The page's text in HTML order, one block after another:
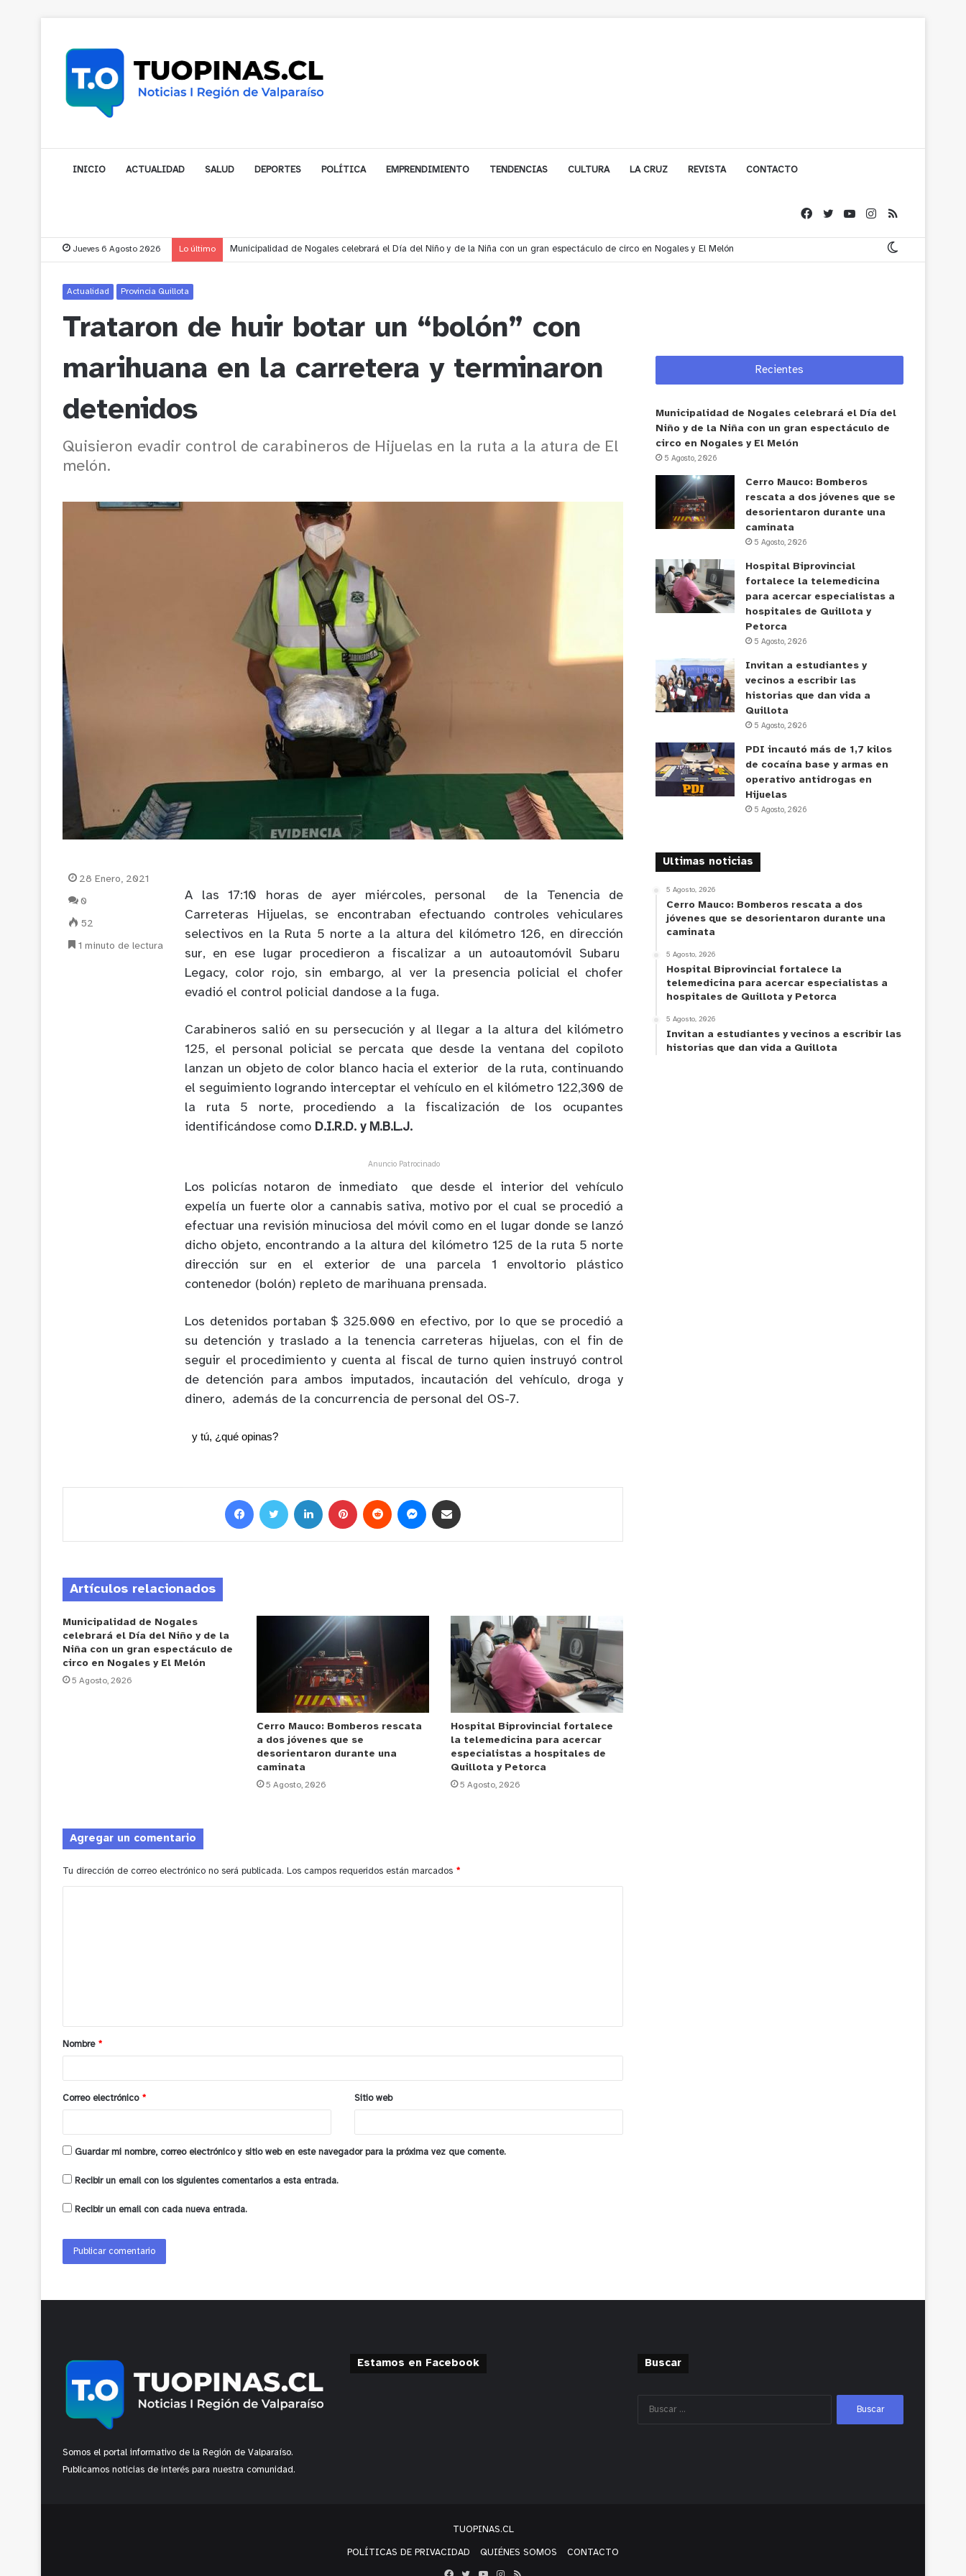
INICIO ACTUALIDAD SALUD DEPORTES POLÍTICA EMPRENDIMIENTO TENDENCIAS CULTURA LA CRUZ REVISTA CONTACTO
Jueves 6 Agosto 2026 Lo último Municipalidad de Nogales celebrará el Día del Niño y de la Niña con un gran espectáculo de circo en Nogales y El Melón
Actualidad Provincia Quillota
Trataron de huir botar un “bolón” con
marihuana en la carretera y terminaron
detenidos
Quisieron evadir control de carabineros de Hijuelas en la ruta a la atura de El
melón.
A las 17:10 horas de ayer miércoles, personal de la Tenencia de
Carreteras Hijuelas, se encontraban efectuando controles vehiculares
selectivos en la Ruta 5 norte a la altura del kilómetro 126, en dirección
sur, en ese lugar procedieron a fiscalizar a un autoautomóvil Subaru
Legacy, color rojo, sin embargo, al ver la presencia policial el chofer
evadió el control policial dandose a la fuga.
Carabineros salió en su persecución y al llegar a la altura del kilómetro
125, el personal policial se percata que desde la ventana del copiloto
lanzan un objeto de color blanco hacia el exterior de la ruta, continuando
el seguimiento logrando interceptar el vehículo en el kilómetro 122,300 de
la ruta 5 norte, procediendo a la fiscalización de los ocupantes
identificándose como D.I.R.D. y M.B.L.J.
Anuncio Patrocinado
Los policías notaron de inmediato que desde el interior del vehículo
expelía un fuerte olor a cannabis sativa, motivo por el cual se procedió a
efectuar una revisión minuciosa del móvil como en el lugar donde se lanzó
dicho objeto, encontrando a la altura del kilómetro 125 de la ruta 5 norte
dirección sur en el exterior de una parcela 1 envoltorio plástico
contenedor (bolón) repleto de marihuana prensada.
Los detenidos portaban $ 325.000 en efectivo, por lo que se procedió a
su detención y traslado a la tenencia carreteras hijuelas, con el fin de
seguir el procedimiento y cuenta al fiscal de turno quien instruyó control
de detención para ambos imputados, incautación del vehículo, droga y
dinero, además de la concurrencia de personal del OS-7.
y tú, ¿qué opinas?
28 Enero, 2021
0
52
1 minuto de lectura
Artículos relacionados
Municipalidad de Nogales
celebrará el Día del Niño y de la
Niña con un gran espectáculo de
circo en Nogales y El Melón
5 Agosto, 2026
Cerro Mauco: Bomberos rescata
a dos jóvenes que se
desorientaron durante una
caminata
5 Agosto, 2026
Hospital Biprovincial fortalece
la telemedicina para acercar
especialistas a hospitales de
Quillota y Petorca
5 Agosto, 2026
Agregar un comentario
Tu dirección de correo electrónico no será publicada. Los campos requeridos están marcados *
a
r
*
Nombre *
Correo electrónico * Sitio web
Guardar mi nombre, correo electrónico y sitio web en este navegador para la próxima vez que comente.
Recibir un email con los siguientes comentarios a esta entrada.
Recibir un email con cada nueva entrada.
Recientes
Municipalidad de Nogales celebrará el Día del
Niño y de la Niña con un gran espectáculo de
circo en Nogales y El Melón
5 Agosto, 2026
Cerro Mauco: Bomberos
rescata a dos jóvenes que se
desorientaron durante una
caminata
5 Agosto, 2026
Hospital Biprovincial
fortalece la telemedicina
para acercar especialistas a
hospitales de Quillota y
Petorca
5 Agosto, 2026
Invitan a estudiantes y
vecinos a escribir las
historias que dan vida a
Quillota
5 Agosto, 2026
PDI incautó más de 1,7 kilos
de cocaína base y armas en
operativo antidrogas en
Hijuelas
5 Agosto, 2026
Ultimas noticias
5 Agosto, 2026
Cerro Mauco: Bomberos rescata a dos
jóvenes que se desorientaron durante una
caminata
5 Agosto, 2026
Hospital Biprovincial fortalece la
telemedicina para acercar especialistas a
hospitales de Quillota y Petorca
5 Agosto, 2026
Invitan a estudiantes y vecinos a escribir las
historias que dan vida a Quillota
Somos el portal informativo de la Región de Valparaíso.
Publicamos noticias de interés para nuestra comunidad.
Estamos en Facebook Buscar
TUOPINAS.CL
POLÍTICAS DE PRIVACIDAD QUIÉNES SOMOS CONTACTO